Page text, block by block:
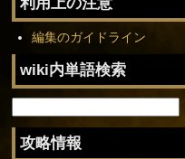
編集のガイドライン
wiki内単語検索
攻略情報